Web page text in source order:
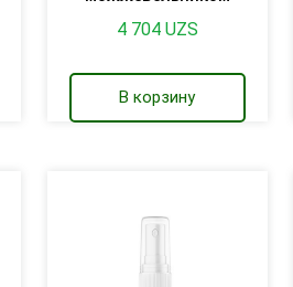
4 704 UZS
В корзину